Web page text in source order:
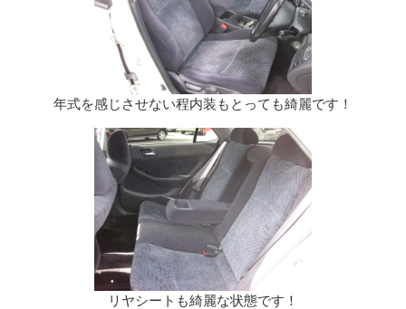
年式を感じさせない程内装もとっても綺麗です！
リヤシートも綺麗な状態です！